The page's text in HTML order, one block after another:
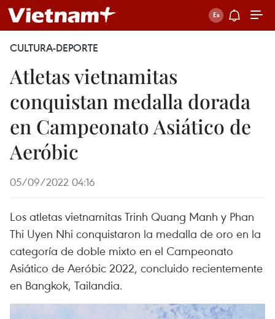
CULTURA-DEPORTE
Atletas vietnamitas
conquistan medalla dorada
en Campeonato Asiático de
Aeróbic
05/09/2022 04:16
Los atletas vietnamitas Trinh Quang Manh y Phan
Thi Uyen Nhi conquistaron la medalla de oro en la
categoría de doble mixto en el Campeonato
Asiático de Aeróbic 2022, concluido recientemente
en Bangkok, Tailandia.